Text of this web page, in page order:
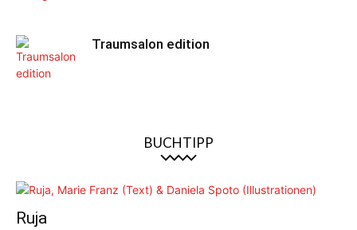
Traumsalon edition
BUCHTIPP
Ruja